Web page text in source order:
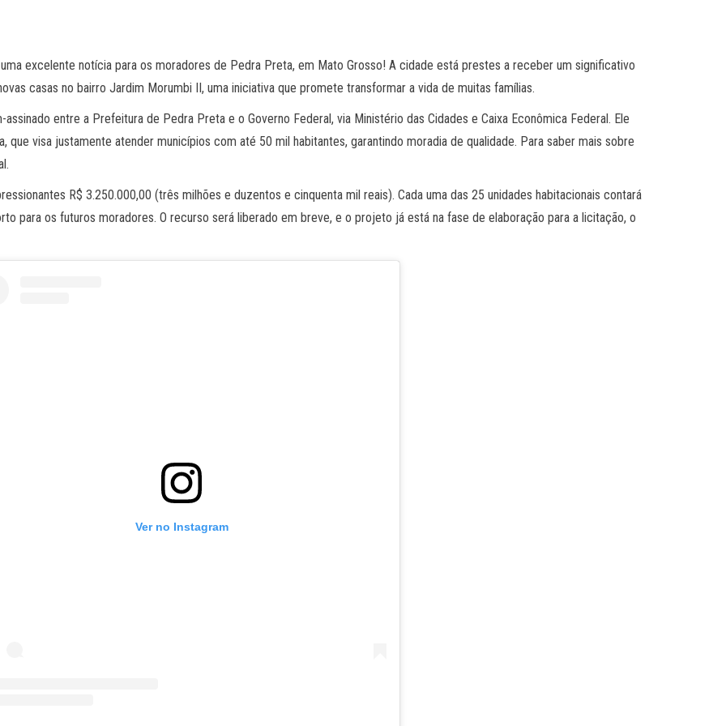
excelente notícia para os moradores de Pedra Preta, em Mato Grosso! A cidade está prestes a receber um significativo
casas no bairro Jardim Morumbi II, uma iniciativa que promete transformar a vida de muitas famílias.
entre a Prefeitura de Pedra Preta e o Governo Federal, via Ministério das Cidades e Caixa Econômica Federal. Ele
que visa justamente atender municípios com até 50 mil habitantes, garantindo moradia de qualidade. Para saber mais sobre
R$ 3.250.000,00 (três milhões e duzentos e cinquenta mil reais). Cada uma das 25 unidades habitacionais contará
para os futuros moradores. O recurso será liberado em breve, e o projeto já está na fase de elaboração para a licitação, o
Ver no Instagram